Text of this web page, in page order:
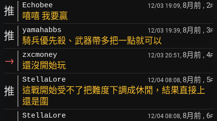
推 Echobee 12/03 19:09, 8月前 , 2F
嘻嘻 我要贏
推 yamahabbs 12/03 19:39, 8月前 , 3F
騎兵優先殺、武器帶多把一點就可以
→ zxcmoney 12/03 20:51, 8月前 , 4F
還沒開始玩
推
StellaLore 12/04 08:08, 8月前 , 5F
這戰開始受不了把難度下調成休閒，結果直接上
還是圍
StellaLore 12/04 08:08, 8月前 , 6F